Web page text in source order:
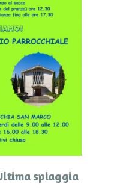
spiaggia